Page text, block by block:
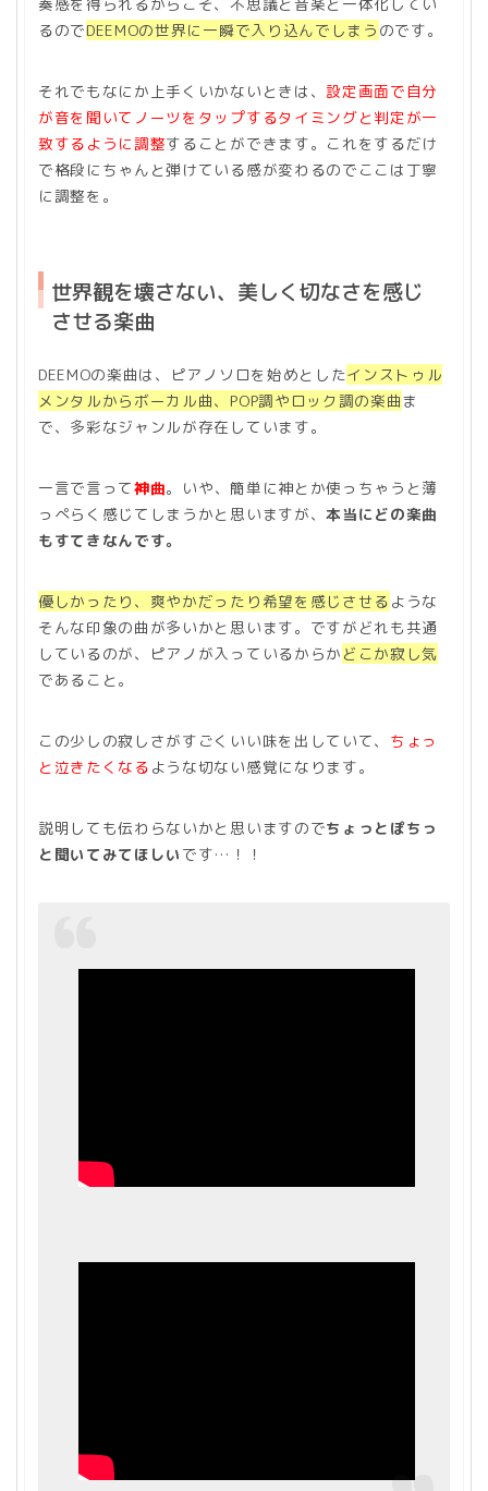
るのでDEEMOの世界に一瞬で入り込んでしまう のです。
それでもなにか上手くいかないときは、 設定画面で自分
が音を聞いてノーツをタップするタイミングと判定が一
致するように調整することができます。これをするだけ
で格段にちゃんと弾けている感が変わるのでここは丁寧
に調整を。
世界観を壊さない、美しく切なさを感じ
させる楽曲
DEEMOの楽曲は、ピアノソロを始めとしたインストゥル
メンタルからボーカル曲、POP調やロック調の楽曲ま
で、多彩なジャンルが存在しています。
一言で言って神曲。いや、簡単に神とか使っちゃうと薄
っぺらく感じてしまうかと思いますが、本当にどの楽曲
もすてきなんです。
優しかったり、爽やかだったり希望を感じさせる ような
そんな印象の曲が多いかと思います。ですがどれも共通
しているのが、ピアノが入っているからか どこか寂し気
であること。
この少しの寂しさがすごくいい味を出していて、 ちょっ
と泣きたくなる ような切ない感覚になります。
説明しても伝わらないかと思いますのでちょっとぽちっ
と聞いてみてほしい です…！！